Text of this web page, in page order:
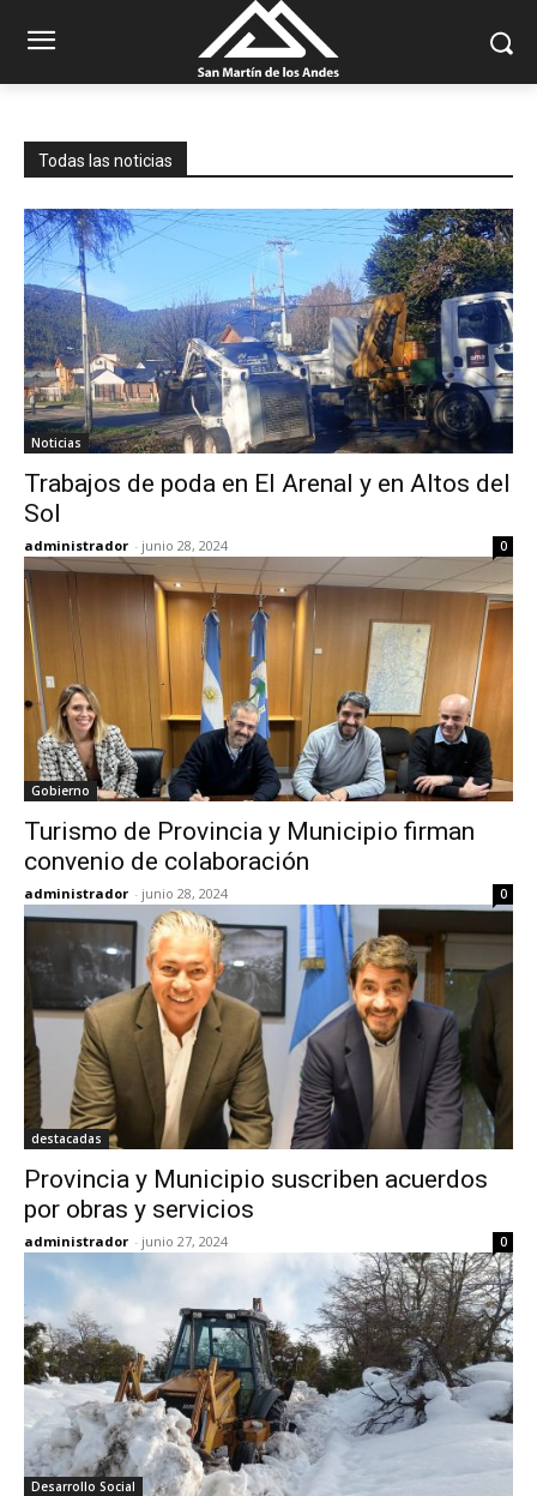
Todas las noticias
Noticias
Trabajos de poda en El Arenal y en Altos del
Sol
administrador - junio 28, 2024 0
Gobierno
Turismo de Provincia y Municipio firman
convenio de colaboración
administrador - junio 28, 2024 0
destacadas
Provincia y Municipio suscriben acuerdos
por obras y servicios
administrador - junio 27, 2024 0
Desarrollo Social